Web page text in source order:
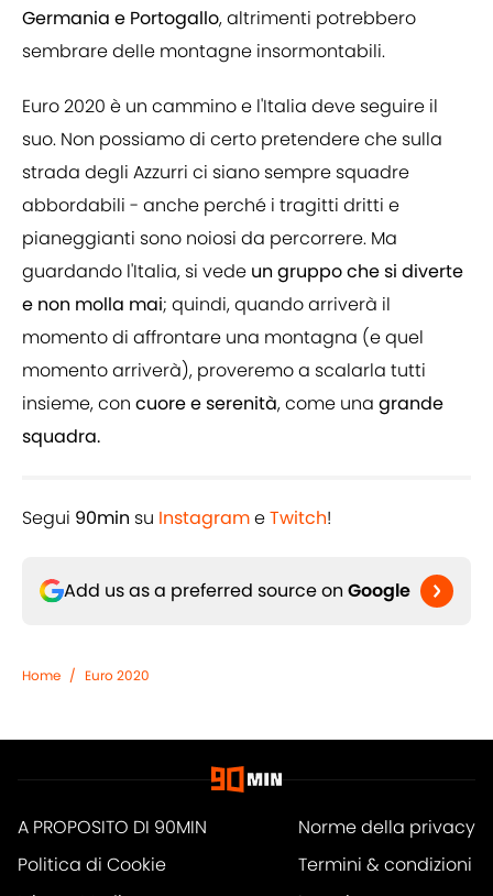
Germania e Portogallo, altrimenti potrebbero
sembrare delle montagne insormontabili.
Euro 2020 è un cammino e l'Italia deve seguire il
suo. Non possiamo di certo pretendere che sulla
strada degli Azzurri ci siano sempre squadre
abbordabili - anche perché i tragitti dritti e
pianeggianti sono noiosi da percorrere. Ma
guardando l'Italia, si vede un gruppo che si diverte
e non molla mai; quindi, quando arriverà il
momento di affrontare una montagna (e quel
momento arriverà), proveremo a scalarla tutti
insieme, con cuore e serenità, come una grande
squadra.
Segui 90min su InstagrameTwitch!
Add us as a preferred source on Google
Home / Euro 2020
A PROPOSITO DI 90MIN
Norme della privacy
Politica di Cookie
Termini & condizioni